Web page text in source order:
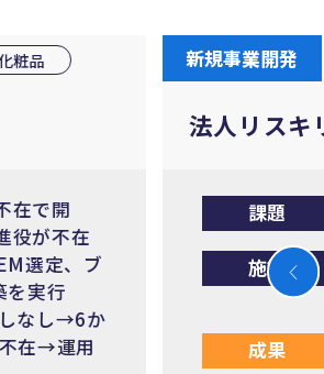
人材・教育サービス
ング新規事業
事業計画〜集客まで横断
できず発足できない
包括的な事業計画と導線
設計、集客施策まで実装
支援
進捗 計画のみで1年停滞